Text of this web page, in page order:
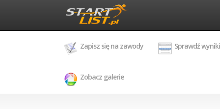
Zapisz się na zawody Sprawdź wyniki
Zobacz galerie